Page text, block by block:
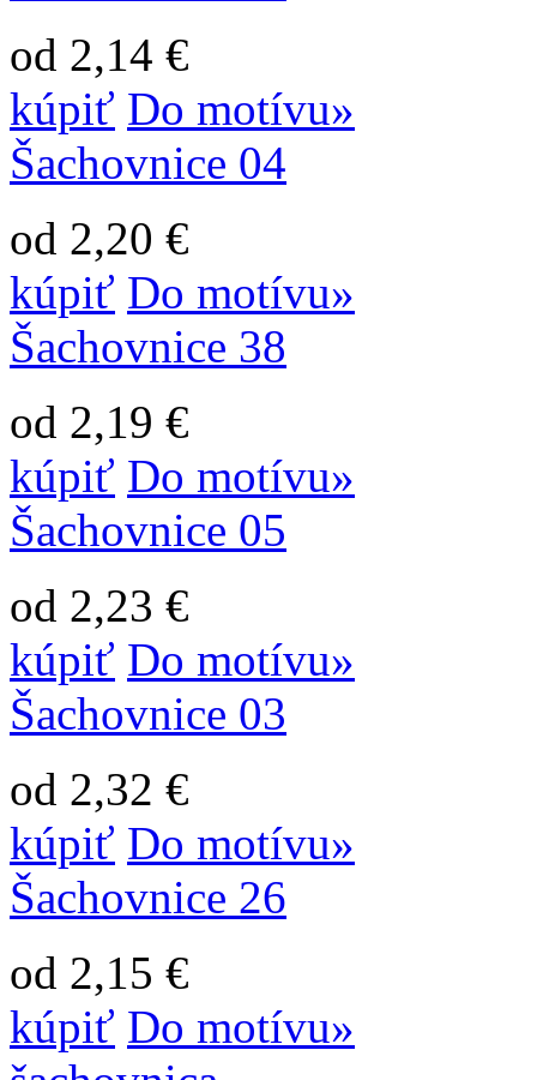
od 2,14 €
kúpiť Do motívu»
Šachovnice 04
od 2,20 €
kúpiť Do motívu»
Šachovnice 38
od 2,19 €
kúpiť Do motívu»
Šachovnice 05
od 2,23 €
kúpiť Do motívu»
Šachovnice 03
od 2,32 €
kúpiť Do motívu»
Šachovnice 26
od 2,15 €
kúpiť Do motívu»